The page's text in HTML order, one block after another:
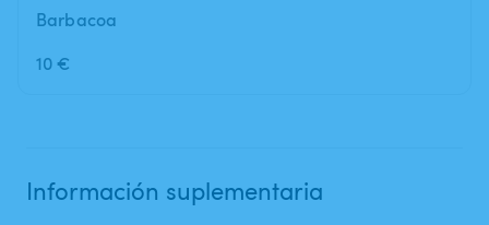
Barbacoa
10 €
Información suplementaria